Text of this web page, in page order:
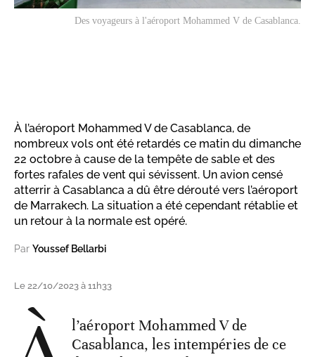
Des voyageurs à l'aéroport Mohammed V de Casablanca.
À l’aéroport Mohammed V de Casablanca, de
nombreux vols ont été retardés ce matin du dimanche
22 octobre à cause de la tempête de sable et des
fortes rafales de vent qui sévissent. Un avion censé
atterrir à Casablanca a dû être dérouté vers l’aéroport
de Marrakech. La situation a été cependant rétablie et
un retour à la normale est opéré.
Par Youssef Bellarbi
Le 22/10/2023 à 11h33
l’aéroport Mohammed V de
Casablanca, les intempéries de ce